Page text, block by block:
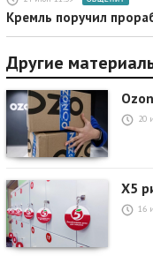
Кремль поручил
Другие
20
X5
16